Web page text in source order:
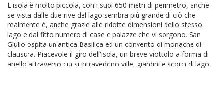
L'isola è molto piccola, con i suoi 650 metri di perimetro, anche
se vista dalle due rive del lago sembra più grande di ciò che
realmente è, anche grazie alle ridotte dimensioni dello stesso
lago e dal fitto numero di case e palazze che vi sorgono. San
Giulio ospita un'antica Basilica ed un convento di monache di
clausura. Piacevole il giro dell'isola, un breve viottolo a forma di
anello attraverso cui si intravedono ville, giardini e scorci di lago.